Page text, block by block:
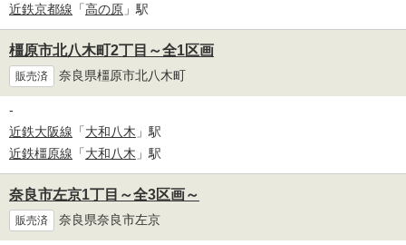
近鉄京都線 「高の原 」駅
橿原市北八木町2丁目～全1区画
販売済 奈良県橿原市北八木町
-
近鉄大阪線 「大和八木 」駅
近鉄橿原線 「大和八木 」駅
奈良市左京1丁目～全3区画～
販売済 奈良県奈良市左京